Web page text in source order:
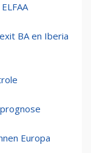
BA en Iberia
Europa